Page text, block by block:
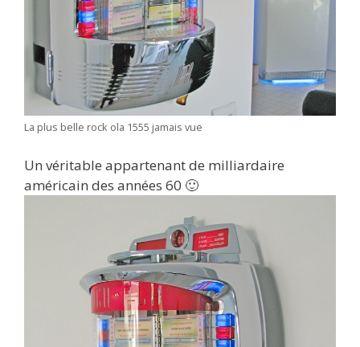
La plus belle rock ola 1555 jamais vue
Un véritable appartenant de milliardaire
américain des années 60 🙂